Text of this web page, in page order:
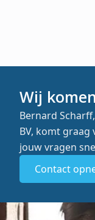
Wij
Bernard
BV, komt
jouw vragen
Contact